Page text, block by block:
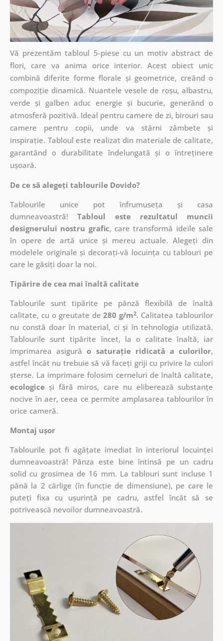
Vă prezentăm tabloul 5-piese cu un motiv abstract de
flori, care va anima orice interior. Acest obiect unic
combină diferite forme florale și geometrice, creând o
compoziție dinamică. Nuantele vesele de roșu, albastru,
verde și galben aduc energie și bucurie, generând o
atmosferă pozitivă. Ideal pentru camere de zi, birouri sau
camere pentru copii, unde va stârni zâmbete și
inspirație. Tabloul este realizat din materiale de calitate,
garantând o durabilitate îndelungată și o întreținere
ușoară.
De ce să alegeți tablourile Dovido?
Tablourile unice pot înfrumuseța și casa
dumneavoastră!Tabloul este rezultatul muncii
designerului nostru grafic, caretransformă ideile sale
în opere de artă unice și mereu actuale. Alegeți din
modelele originale și decorați-vă locuința cu tablouri pe
care le găsiți doar la noi.
Tipărire de cea mai înaltă calitate
Tablourile sunt tipărite pe pânză flexibilă de înaltă
calitate, cu o greutate de280 g/m2. Calitatea tablourilor
nu constă doar în material, ci și în tehnologia utilizată.
Tablourile sunt tipărite încet, la o calitate înaltă, iar
imprimarea asigurăo saturație ridicată a culorilor,
astfel încât nu trebuie să vă faceți griji cu privire la culori
șterse. La imprimare folosim cerneluri de înaltă calitate,
ecologiceși fără miros, care nu eliberează substanțe
nocive în aer, ceea ce permite amplasarea tablourilor în
orice cameră.
Montaj ușor
Tablourile pot fi agățate imediat în interiorul locuinței
dumneavoastră! Pânza este bine întinsă pe un cadru
solid cu grosimea de 16 mm. La tablouri sunt incluse 1
până la 2 cârlige (în funcție de dimensiune), pe care le
puteți fixa cu ușurință pe cadru, astfel încât să se
potrivească nevoilor dumneavoastră.